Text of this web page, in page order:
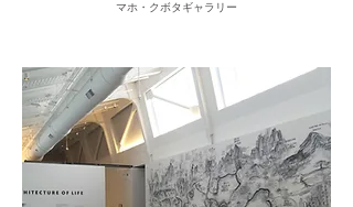
マホ・クボタギャラリー